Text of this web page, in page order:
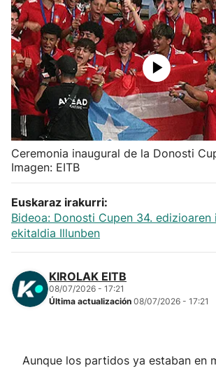
Ciclismo
Herri-kirolak
Balonmano
Kirolak 360
Carreras de montaña
"Helmuga"
Ceremonia inaugural de la Donosti
Imagen: EITB
Euskaraz irakurri:
Bideoa: Donosti Cupen 34. edizioaren
ekitaldia Illunben
KIROLAK EITB
08/07/2026 - 17:21
Última actualización 08/07/2026 - 17:21
Aunque los partidos ya estaban en